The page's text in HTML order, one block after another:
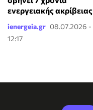
ενεργειακής ακρίβειας
ienergeia.gr 08.07.2026 -
12:17